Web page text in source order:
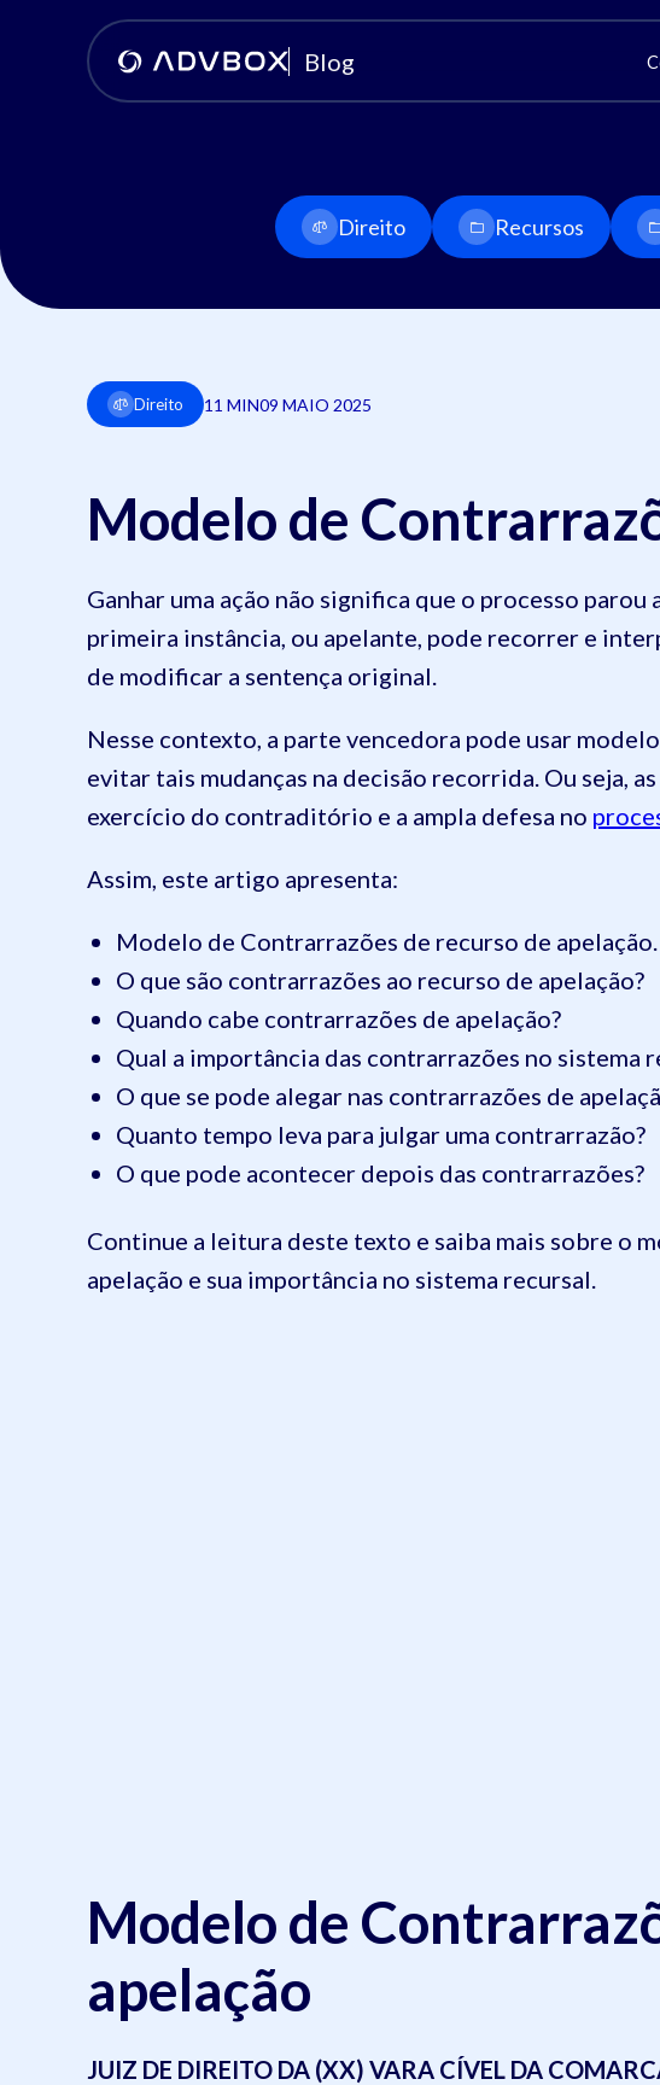
Blog
Direito Recursos
Direito 11 MIN09 MAIO 2025
Modelo de
Ganhar uma ação não significa que o processo
primeira instância, ou apelante, pode recorrer e
de modificar a sentença original.
Nesse contexto, a parte vencedora pode usar
evitar tais mudanças na decisão recorrida. Ou seja,
exercício do contraditório e a ampla defesa no
Assim, este artigo apresenta:
Modelo de Contrarrazões de recurso de apelação.
O que são contrarrazões ao recurso de apelação?
Quando cabe contrarrazões de apelação?
Qual a importância das contrarrazões no sistema
O que se pode alegar nas contrarrazões de
Quanto tempo leva para julgar uma contrarrazão?
O que pode acontecer depois das contrarrazões?
Continue a leitura deste texto e saiba mais sobre o
apelação e sua importância no sistema recursal.
Modelo de
apelação
JUIZ DE DIREITO DA (XX) VARA CÍVEL DA